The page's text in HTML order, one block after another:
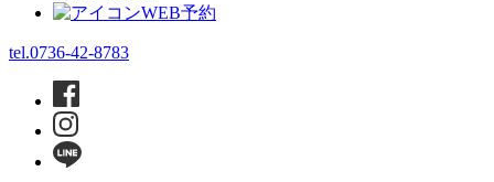
WEB予約
tel.0736-42-8783